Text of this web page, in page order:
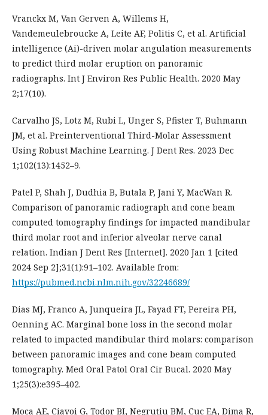
Vranckx M, Van Gerven A, Willems H,
Vandemeulebroucke A, Leite AF, Politis C, et al. Artificial
intelligence (Ai)-driven molar angulation measurements
to predict third molar eruption on panoramic
radiographs. Int J Environ Res Public Health. 2020 May
2;17(10).
Carvalho JS, Lotz M, Rubi L, Unger S, Pfister T, Buhmann
JM, et al. Preinterventional Third-Molar Assessment
Using Robust Machine Learning. J Dent Res. 2023 Dec
1;102(13):1452–9.
Patel P, Shah J, Dudhia B, Butala P, Jani Y, MacWan R.
Comparison of panoramic radiograph and cone beam
computed tomography findings for impacted mandibular
third molar root and inferior alveolar nerve canal
relation. Indian J Dent Res [Internet]. 2020 Jan 1 [cited
2024 Sep 2];31(1):91–102. Available from:
https://pubmed.ncbi.nlm.nih.gov/32246689/
Dias MJ, Franco A, Junqueira JL, Fayad FT, Pereira PH,
Oenning AC. Marginal bone loss in the second molar
related to impacted mandibular third molars: comparison
between panoramic images and cone beam computed
tomography. Med Oral Patol Oral Cir Bucal. 2020 May
1;25(3):e395–402.
Moca AE, Ciavoi G, Todor BI, Negruțiu BM, Cuc EA, Dima R,